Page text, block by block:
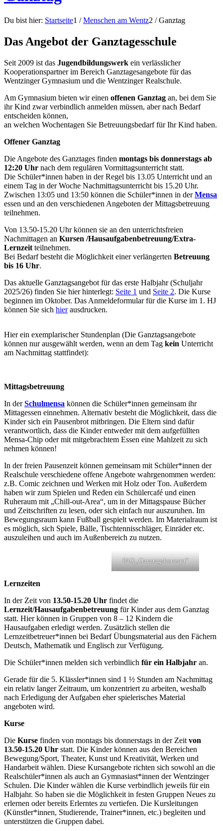
Du bist hier: Startseite1 / Menschen am Wentz2 / Ganztag
Das Angebot der Ganztagesschule
Seit 2009 ist das Jugendbildungswerk ein verlässlicher
Kooperationspartner im Bereich Ganztagesangebote für das
Wentzinger Gymnasium und die Wentzinger Realschule.
Am Gymnasium bieten wir einen offenen Ganztag an, bei dem Sie
ihr Kind zwar verbindlich anmelden müssen, aber nach Bedarf
entscheiden können,
an welchen Wochentagen Sie Betreuungsbedarf für Ihr Kind haben.
Offener Ganztag
Die Angebote des Ganztages finden montags bis donnerstags ab
12:20 Uhr nach dem regulären Vormittagsunterricht statt.
Die Schüler*innen haben in der Regel bis 13.05 Unterricht und an
einem Tag in der Woche Nachmittagsunterricht bis 15.20 Uhr.
Zwischen 13:05 und 13:50 können die Schüler*innen in derMensa
essen und an den verschiedenen Angeboten der Mittagsbetreuung
teilnehmen.
Von 13.50-15.20 Uhr können sie an den unterrichtsfreien
Nachmittagen an Kursen /Hausaufgabenbetreuung/Extra-
Lernzeit teilnehmen.
Bei Bedarf besteht die Möglichkeit einer verlängerten Betreuung
bis 16 Uhr.
Das aktuelle Ganztagsangebot für das erste Halbjahr (Schuljahr
2025/26) finden Sie hier hinterlegt: Seite 1 und Seite 2. Die Kurse
beginnen im Oktober. Das Anmeldeformular für die Kurse im 1. HJ
können Sie sich hierausdrucken.
Hier ein exemplarischer Stundenplan (Die Ganztagsangebote
können nur ausgewählt werden, wenn an dem Tag kein Unterricht
am Nachmittag stattfindet):
Mittagsbetreuung
In derSchulmensa können die Schüler*innen gemeinsam ihr
Mittagessen einnehmen. Alternativ besteht die Möglichkeit, dass die
Kinder sich ein Pausenbrot mitbringen. Die Eltern sind dafür
verantwortlich, dass die Kinder entweder mit dem aufgefüllten
Mensa-Chip oder mit mitgebrachtem Essen eine Mahlzeit zu sich
nehmen können!
In der freien Pausenzeit können gemeinsam mit Schüler*innen der
Realschule verschiedene offene Angebote wahrgenommen werden:
z.B. Comic zeichnen und Werken mit Holz oder Ton. Außerdem
haben wir zum Spielen und Reden ein Schülercafé und einen
Ruheraum mit „Chill-out-Area“, um in der Mittagspause Bücher
und Zeitschriften zu lesen, oder sich einfach nur auszuruhen. Im
Bewegungsraum kann Fußball gespielt werden. Im Materialraum ist
es möglich, sich Spiele, Bälle, Tischtennisschläger, Einräder etc.
auszuleihen und auch im Außenbereich zu nutzen.
FAQ „Ganztagskonzept“
Lernzeiten
In der Zeit von 13.50-15.20 Uhr findet die
Lernzeit/Hausaufgabenbetreuung für Kinder aus dem Ganztag
statt. Hier können in Gruppen von 8 – 12 Kindern die
Hausaufgaben erledigt werden. Zusätzlich stellen die
Lernzeitbetreuer*innen bei Bedarf Übungsmaterial aus den Fächern
Deutsch, Mathematik und Englisch zur Verfügung.
Die Schüler*innen melden sich verbindlich für ein Halbjahr an.
Gerade für die 5. Klässler*innen sind 1 ½ Stunden am Nachmittag
ein relativ langer Zeitraum, um konzentriert zu arbeiten, weshalb
nach Erledigung der Aufgaben eher spielerisches Material
angeboten wird.
Kurse
Die Kurse finden von montags bis donnerstags in der Zeit von
13.50-15.20 Uhr statt. Die Kinder können aus den Bereichen
Bewegung/Sport, Theater, Kunst und Kreativität, Werken und
Handarbeit wählen. Diese Kursangebote richten sich sowohl an die
Realschüler*innen als auch an Gymnasiast*innen der Wentzinger
Schulen. Die Kinder wählen die Kurse verbindlich jeweils für ein
Halbjahr. So haben sie die Möglichkeit in festen Gruppen Neues zu
erlernen oder bereits Erlerntes zu vertiefen. Die Kursleitungen
(Künstler*innen, Studierende, Trainer*innen, etc.) begleiten und
unterstützen die Gruppen dabei.